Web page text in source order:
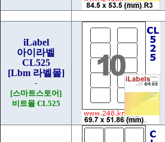
iLabel
아이라벨
CL525
[Lbm 라벨몰]
-
[스마트스토어]
비트몰 CL525